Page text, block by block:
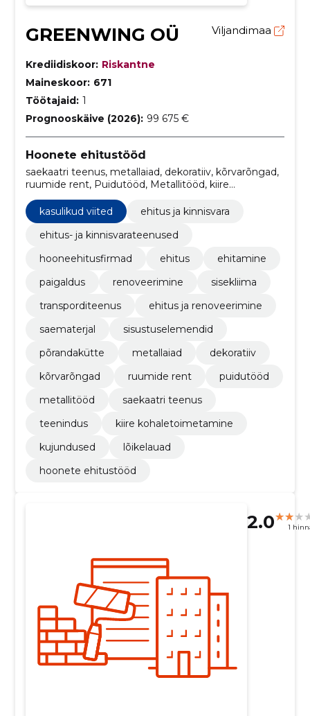
GREENWING OÜ Viljandimaa
Krediidiskoor: Riskantne
Maineskoor: 671
Töötajaid: 1
Prognooskäive (2026): 99 675 €
Hoonete ehitustööd
saekaatri teenus, metallaiad, dekoratiiv, kõrvarõngad,
ruumide rent, Puidutööd, Metallitööd, kiire
kohaletoimetamine, lõikelauad, kujundused
kasulikud viited
ehitus ja kinnisvara
ehitus- ja kinnisvarateenused
hooneehitusfirmad
ehitus
ehitamine
paigaldus
renoveerimine
sisekliima
transporditeenus
ehitus ja renoveerimine
saematerjal
sisustuselemendid
põrandakütte
metallaiad
dekoratiiv
kõrvarõngad
ruumide rent
puidutööd
metallitööd
saekaatri teenus
teenindus
kiire kohaletoimetamine
kujundused
lõikelauad
hoonete ehitustööd
2.0 1